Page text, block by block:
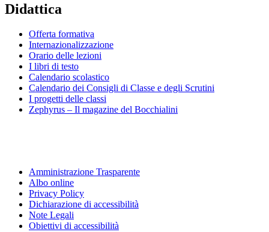
Didattica
Offerta formativa
Internazionalizzazione
Orario delle lezioni
I libri di testo
Calendario scolastico
Calendario dei Consigli di Classe e degli Scrutini
I progetti delle classi
Zephyrus – Il magazine del Bocchialini
Amministrazione Trasparente
Albo online
Privacy Policy
Dichiarazione di accessibilità
Note Legali
Obiettivi di accessibilità